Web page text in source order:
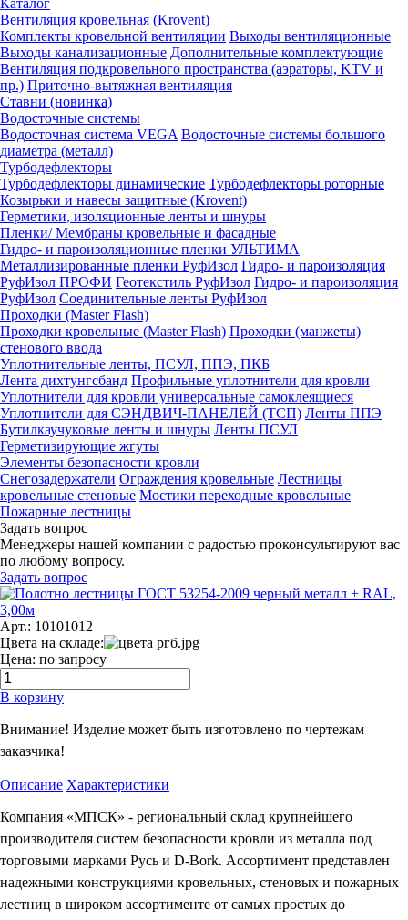
Вентиляция кровельная (Krovent)
Комплекты кровельной вентиляции Выходы вентиляционные
Выходы канализационные Дополнительные комплектующие
Вентиляция подкровельного пространства (аэраторы, KTV и
пр.) Приточно-вытяжная вентиляция
Ставни (новинка)
Водосточные системы
Водосточная система VEGA Водосточные системы большого
диаметра (металл)
Турбодефлекторы
Турбодефлекторы динамические Турбодефлекторы роторные
Козырьки и навесы защитные (Krovent)
Герметики, изоляционные ленты и шнуры
Пленки/ Мембраны кровельные и фасадные
Гидро- и пароизоляционные пленки УЛЬТИМА
Металлизированные пленки РуфИзол Гидро- и пароизоляция
РуфИзол ПРОФИ Геотекстиль РуфИзол Гидро- и пароизоляция
РуфИзол Соединительные ленты РуфИзол
Проходки (Master Flash)
Проходки кровельные (Master Flash) Проходки (манжеты)
стенового ввода
Уплотнительные ленты, ПСУЛ, ППЭ, ПКБ
Лента дихтунгсбанд Профильные уплотнители для кровли
Уплотнители для кровли универсальные самоклеящиеся
Уплотнители для СЭНДВИЧ-ПАНЕЛЕЙ (ТСП) Ленты ППЭ
Бутилкаучуковые ленты и шнуры Ленты ПСУЛ
Герметизирующие жгуты
Элементы безопасности кровли
Снегозадержатели Ограждения кровельные Лестницы
кровельные стеновые Мостики переходные кровельные
Пожарные лестницы
Задать вопрос
Менеджеры нашей компании с радостью проконсультируют вас
по любому вопросу.
Задать вопрос
Арт.: 10101012
Цвета на складе:
Цена: по запросу
В корзину
Внимание! Изделие может быть изготовлено по чертежам
заказчика!
Описание Характеристики
Компания «МПСК» - региональный склад крупнейшего
производителя систем безопасности кровли из металла под
торговыми марками Русь и D-Bork. Ассортимент представлен
надежными конструкциями кровельных, стеновых и пожарных
лестниц в широком ассортименте от самых простых до